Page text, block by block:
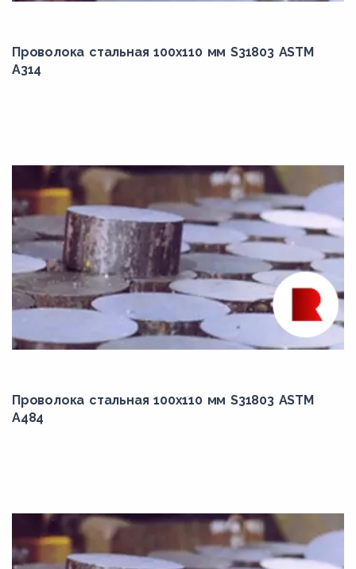
15Г
15ХМ
16Mo3
17Mn4
17Г1С
18MnMoNi5-5
18Х2Н4ВА
20Х
20Х13
Проволока стальная 100х110 мм S31803 ASTM
A314
Проволока стальная 100х110 мм S31803 ASTM
A484